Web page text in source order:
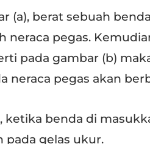
(a), berat sebuah
neraca pegas.
pada gambar (b)
neraca pegas akan
ketika benda di
pada gelas ukur.